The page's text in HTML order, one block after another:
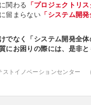
関わる
「プロジェクトリス
留まらない 「システム開
でなく「システム開発全
にお困りの際には、是非
ストイノベーションセンター